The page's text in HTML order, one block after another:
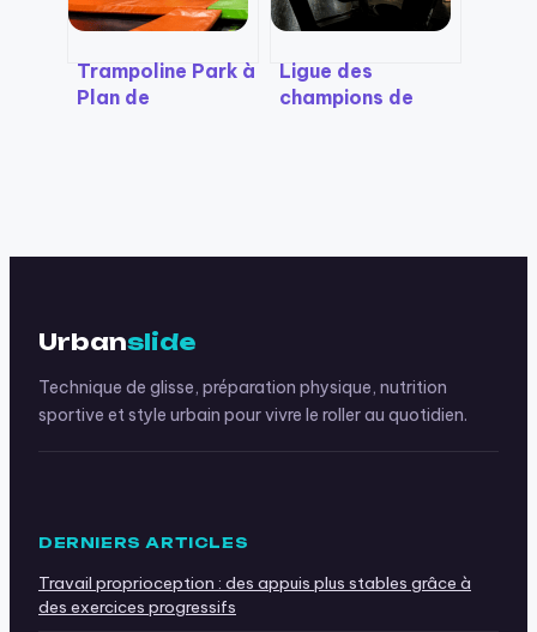
Trampoline Park à
Plan de
tous les niveaux
Ligue des
champions de
Urbanslide
Technique de glisse, préparation physique, nutrition
sportive et style urbain pour vivre le roller au quotidien.
DERNIERS ARTICLES
Travail proprioception : des appuis plus stables grâce à
des exercices progressifs